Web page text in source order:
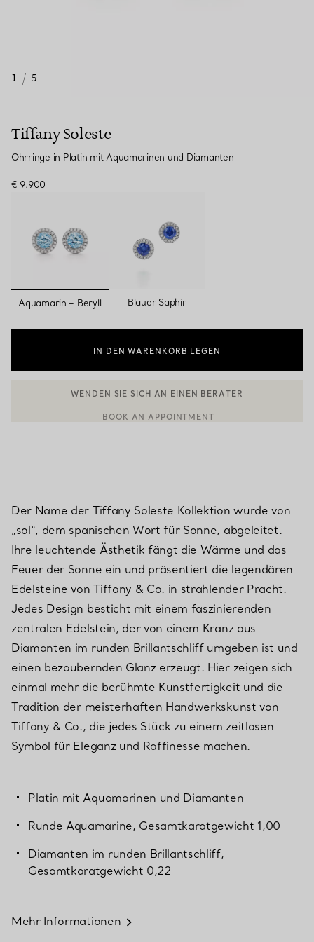
1 / 5
Tiffany Soleste
Ohrringe in Platin mit Aquamarinen und Diamanten
€ 9.900
ausgewählt
Aquamarin – Beryll Blauer Saphir
IN DEN WARENKORB LEGEN
Der Name der Tiffany Soleste Kollektion wurde von
„sol“, dem spanischen Wort für Sonne, abgeleitet.
Ihre leuchtende Ästhetik fängt die Wärme und das
Feuer der Sonne ein und präsentiert die legendären
Edelsteine von Tiffany & Co. in strahlender Pracht.
Jedes Design besticht mit einem faszinierenden
zentralen Edelstein, der von einem Kranz aus
Diamanten im runden Brillantschliff umgeben ist und
einen bezaubernden Glanz erzeugt. Hier zeigen sich
einmal mehr die berühmte Kunstfertigkeit und die
Tradition der meisterhaften Handwerkskunst von
Tiffany & Co., die jedes Stück zu einem zeitlosen
Symbol für Eleganz und Raffinesse machen.
Platin mit Aquamarinen und Diamanten
Runde Aquamarine, Gesamtkaratgewicht 1,00
Diamanten im runden Brillantschliff,
Gesamtkaratgewicht 0,22
Mehr Informationen